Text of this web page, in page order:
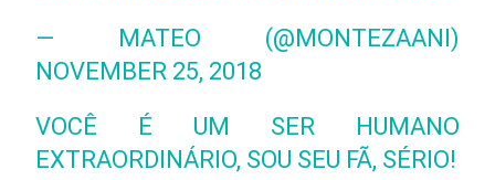
— MATEO (@MONTEZAANI)
NOVEMBER 25, 2018
VOCÊ É UM SER HUMANO
EXTRAORDINÁRIO, SOU SEU FÃ, SÉRIO!